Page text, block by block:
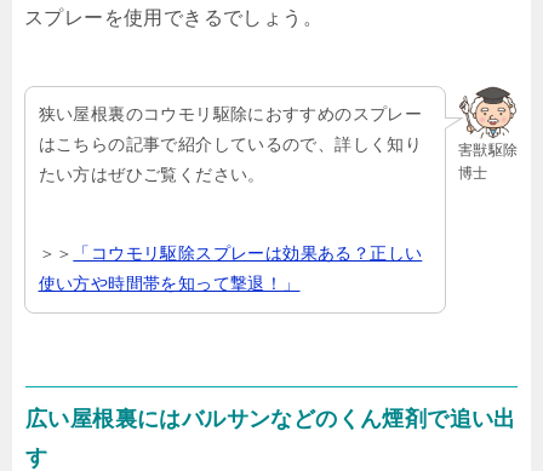
スプレーを使用できるでしょう。
害獣駆除
博士
狭い屋根裏のコウモリ駆除におすすめのスプレー
はこちらの記事で紹介しているので、詳しく知り
たい方はぜひご覧ください。
＞＞
「コウモリ駆除スプレーは効果ある？正しい
使い方や時間帯を知って撃退！」
広い屋根裏にはバルサンなどのくん煙剤で追い出
す